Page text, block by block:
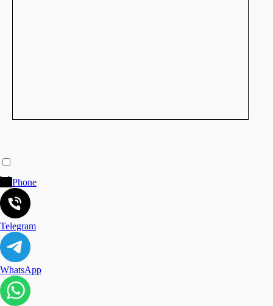
Phone
Telegram
WhatsApp